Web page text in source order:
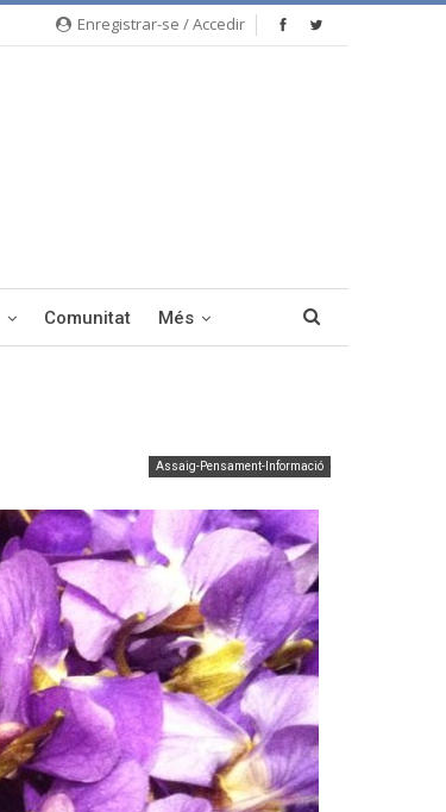
Enregistrar-se / Accedir
Comunitat Més
Assaig-Pensament-Informació